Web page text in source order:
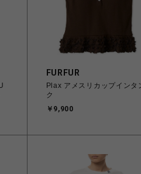
FURFUR
Plax アメスリカップインタ
ク
￥9,900